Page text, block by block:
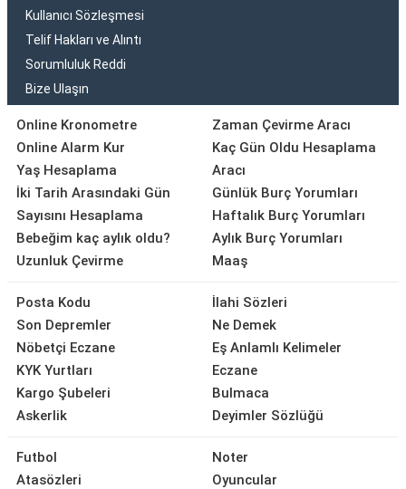
Kullanıcı Sözleşmesi
Telif Hakları ve Alıntı
Sorumluluk Reddi
Bize Ulaşın
Online Kronometre
Online Alarm Kur
Yaş Hesaplama
İki Tarih Arasındaki Gün
Sayısını Hesaplama
Bebeğim kaç aylık oldu?
Uzunluk Çevirme
Zaman Çevirme Aracı
Kaç Gün Oldu Hesaplama
Aracı
Günlük Burç Yorumları
Haftalık Burç Yorumları
Aylık Burç Yorumları
Maaş
Posta Kodu
Son Depremler
Nöbetçi Eczane
KYK Yurtları
Kargo Şubeleri
Askerlik
İlahi Sözleri
Ne Demek
Eş Anlamlı Kelimeler
Eczane
Bulmaca
Deyimler Sözlüğü
Futbol
Atasözleri
Noter
Oyuncular